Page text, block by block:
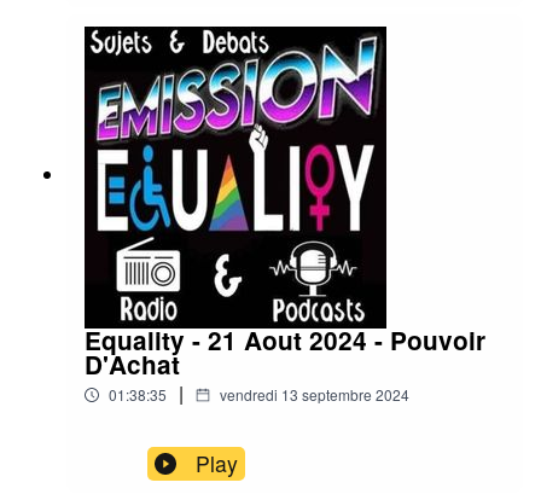
Equality - 21 Aout 2024 - Pouvoir
D'Achat
01:38:35 | vendredi 13 septembre 2024
Play